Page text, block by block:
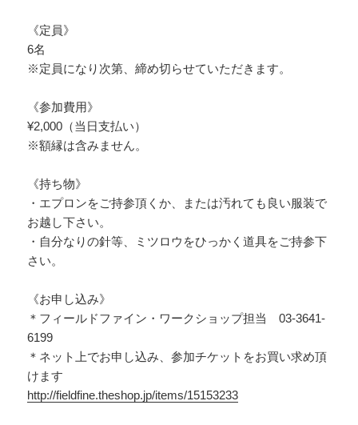
《定員》
6名
※定員になり次第、締め切らせていただきます。
《参加費用》
¥2,000（当日支払い）
※額縁は含みません。
《持ち物》
・エプロンをご持参頂くか、または汚れても良い服装で
お越し下さい。
・自分なりの針等、ミツロウをひっかく道具をご持参下
さい。
《お申し込み》
＊フィールドファイン・ワークショップ担当 03-3641-
6199
＊ネット上でお申し込み、参加チケットをお買い求め頂
けます
http://fieldfine.theshop.jp/items/15153233